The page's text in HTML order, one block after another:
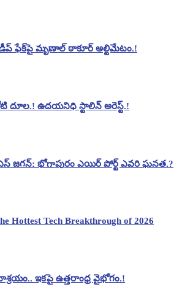
డీప్ ఫేక్‌పై మృణాల్ ఠాకూర్ అల్టిమేటం.!
దూల.! ఉదయనిధి స్టాలిన్ అరెస్ట్.!
జగన్: భోగాపురం ఎయిర్ పోర్ట్ ఎవరి ఘనత.?
Hottest Tech Breakthrough of 2026
ఇకపై ఉత్తరాంధ్ర వైభోగం.!